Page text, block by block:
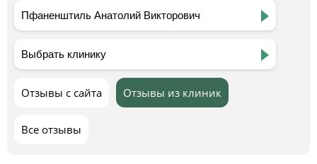
Отзывы с сайта Отзывы из клиник
Все отзывы